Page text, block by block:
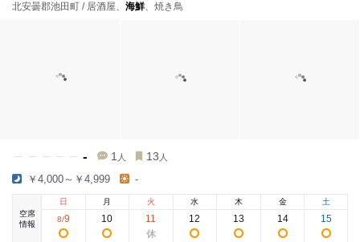
北安曇郡池田町 / 居酒屋、 海鮮、焼き鳥
- 1 人 13 人
￥4,000～￥4,999 -
空席
情報
日
8/9
月
10
火
11
水
12
木
13
金
14
土
15